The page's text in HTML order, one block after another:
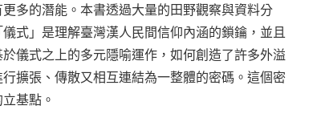
多的潛能。本書透過大量的田野觀察與資料分
式」是理解臺灣漢人民間信仰內涵的鎖鑰，並且
儀式之上的多元隱喻運作，如何創造了許多外溢
擴張、傳散又相互連結為一整體的密碼。這個密
基點。